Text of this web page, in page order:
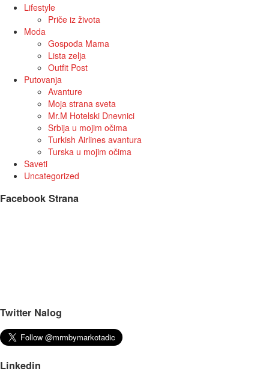
Lifestyle
Priče iz života
Moda
Gospođa Mama
Lista zelja
Outfit Post
Putovanja
Avanture
Moja strana sveta
Mr.M Hotelski Dnevnici
Srbija u mojim očima
Turkish Airlines avantura
Turska u mojim očima
Saveti
Uncategorized
Facebook Strana
Twitter Nalog
Linkedin